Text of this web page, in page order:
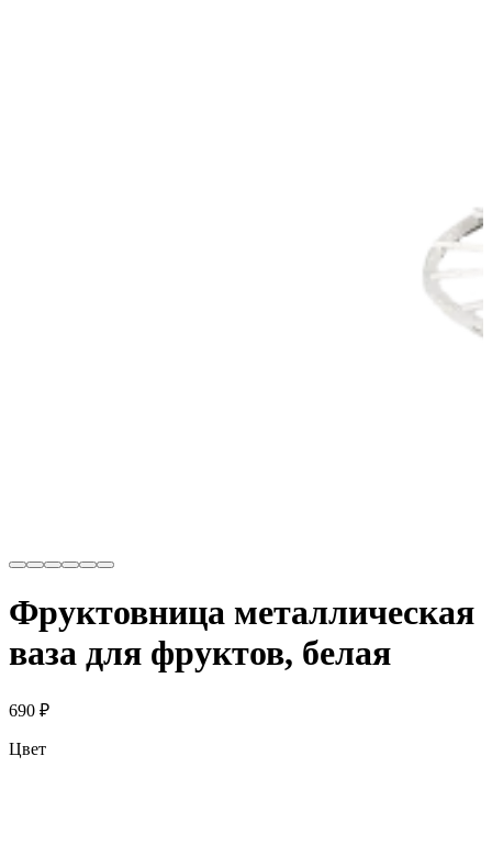
Фруктовница металлическая
ваза для фруктов, белая
690 ₽
Цвет